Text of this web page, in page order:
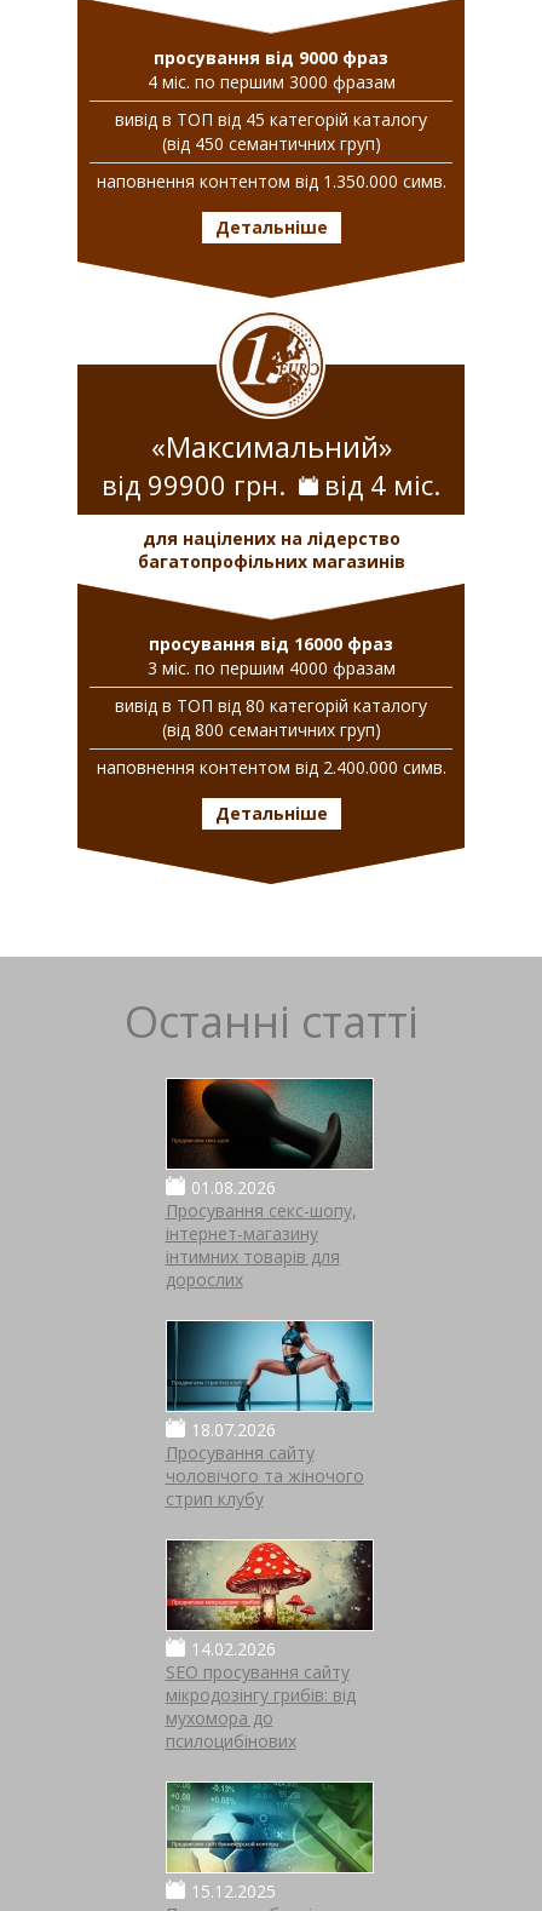
просування від 9000 фраз
4 міс. по першим 3000 фразам
вивiд в ТОП вiд 45 категорій каталогу
(від 450 семантичних груп)
наповнення контентом від 1.350.000 симв.
Детальніше
«Максимальний»
від 99900 грн. від 4 міс.
для націлених на лідерство
багатопрофільних магазинів
просування від 16000 фраз
3 міс. по першим 4000 фразам
вивiд в ТОП вiд 80 категорій каталогу
(від 800 семантичних груп)
наповнення контентом від 2.400.000 симв.
Детальніше
Останні статті
01.08.2026
Просування секс-шопу,
інтернет-магазину
інтимних товарів для
дорослих
18.07.2026
Просування сайту
чоловічого та жіночого
стрип клубу
14.02.2026
SEO просування сайту
мікродозінгу грибів: від
мухомора до
псилоцибінових
15.12.2025